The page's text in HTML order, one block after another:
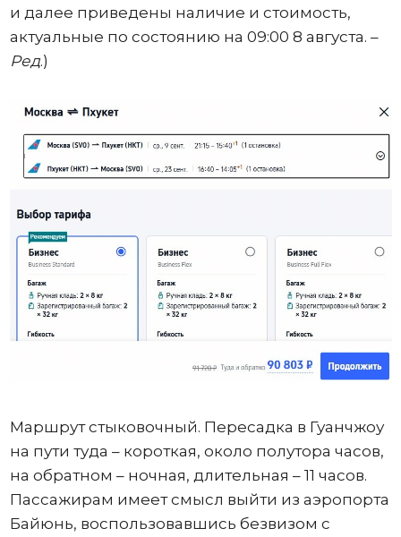
и далее приведены наличие и стоимость,
актуальные по состоянию на 09:00 8 августа. –
Ред.)
Маршрут стыковочный. Пересадка в Гуанчжоу
на пути туда – короткая, около полутора часов,
на обратном – ночная, длительная – 11 часов.
Пассажирам имеет смысл выйти из аэропорта
Байюнь, воспользовавшись безвизом с